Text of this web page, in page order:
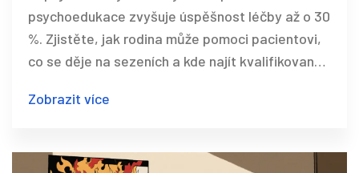
blízké
psychoedukace zvyšuje úspěšnost léčby až o 30
%. Zjistěte, jak rodina může pomoci pacientovi,
co se děje na sezeních a kde najít kvalifikovanou
Zobrazit více